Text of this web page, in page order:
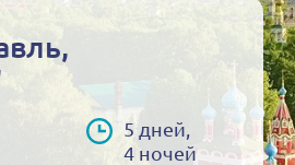
5 дней,
4 ночей